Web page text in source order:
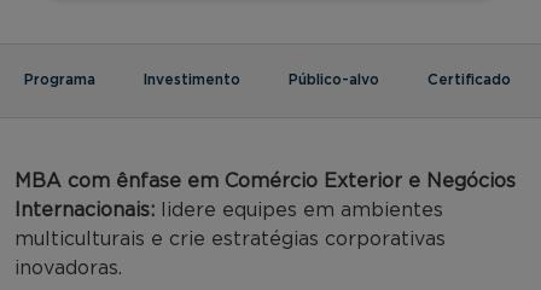
Programa Investimento Público-alvo Certificado
MBA com ênfase em Comércio Exterior e Negócios
Internacionais: lidere equipes em ambientes
multiculturais e crie estratégias corporativas
inovadoras.